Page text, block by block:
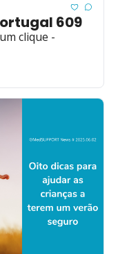
609
clique -